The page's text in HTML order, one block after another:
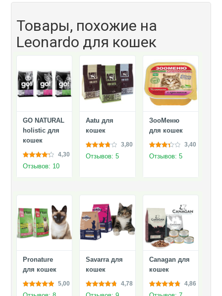
Товары, похожие на
Leonardo для кошек
GO NATURAL
holistic для
кошек
4,30
Отзывов: 10
Aatu для
кошек
3,80
Отзывов: 5
ЗооМеню
для кошек
3,40
Отзывов: 5
Pronature
для кошек
5,00
Savarra для
кошек
4,78
Canagan для
кошек
4,86